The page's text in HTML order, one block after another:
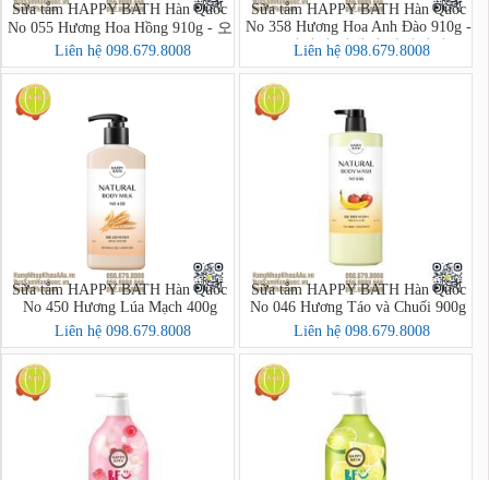
Sữa tắm HAPPY BATH Hàn Quốc
No 055 Hương Hoa Hồng 910g - 오
리지널 컬렉션 바디워시
Liên hệ 098.679.8008
Sữa tắm HAPPY BATH Hàn Quốc
No 358 Hương Hoa Anh Đào 910g -
오리지널 컬렉션 바디워시
Liên hệ 098.679.8008
Sữa tắm HAPPY BATH Hàn Quốc
No 450 Hương Lúa Mạch 400g
Liên hệ 098.679.8008
Sữa tắm HAPPY BATH Hàn Quốc
No 046 Hương Táo và Chuối 900g
Liên hệ 098.679.8008